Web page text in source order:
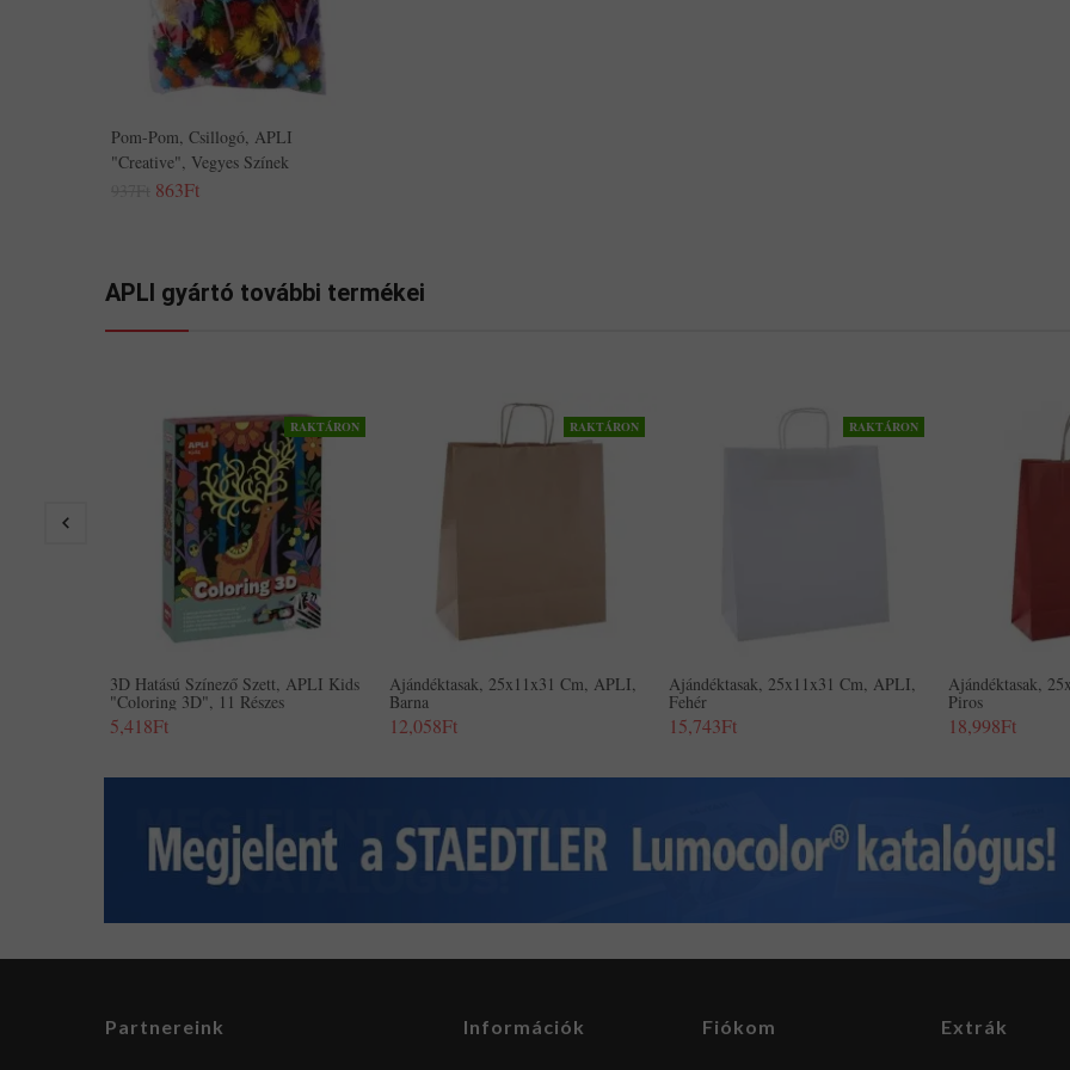
Pom-Pom, Csillogó, APLI
"Creative", Vegyes Színek
863Ft
APLI gyártó további termékei
RAKTÁRON
3D Hatású Színező Szett, APLI Kids
"Coloring 3D", 11 Részes
5,418Ft
RAKTÁRON
Ajándéktasak, 25x11x31 Cm, APLI,
Barna
12,058Ft
RAKTÁRON
Ajándéktasak, 25x11x31 Cm, APLI,
Fehér
15,743Ft
Ajándéktasak,
Piros
18,998Ft
Partnereink Információk Fiókom Extrák